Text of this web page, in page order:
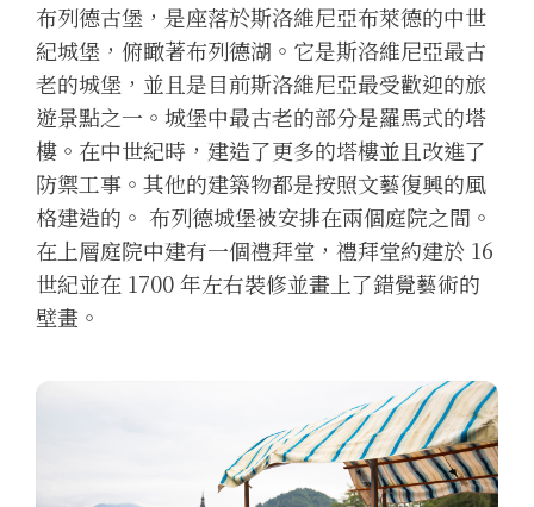
布列德古堡，是座落於斯洛維尼亞布萊德的中世
紀城堡，俯瞰著布列德湖。它是斯洛維尼亞最古
老的城堡，並且是目前斯洛維尼亞最受歡迎的旅
遊景點之一。城堡中最古老的部分是羅馬式的塔
樓。在中世紀時，建造了更多的塔樓並且改進了
防禦工事。其他的建築物都是按照文藝復興的風
格建造的。 布列德城堡被安排在兩個庭院之間。
在上層庭院中建有一個禮拜堂，禮拜堂約建於 16
世紀並在 1700 年左右裝修並畫上了錯覺藝術的
壁畫。